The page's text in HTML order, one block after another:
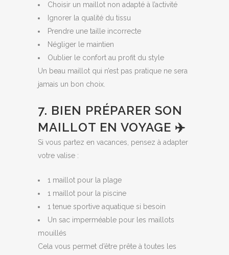
Choisir un maillot non adapté à l’activité
Ignorer la qualité du tissu
Prendre une taille incorrecte
Négliger le maintien
Oublier le confort au profit du style
Un beau maillot qui n’est pas pratique ne sera
jamais un bon choix.
7. BIEN PRÉPARER SON
MAILLOT EN VOYAGE ✈️
Si vous partez en vacances, pensez à adapter
votre valise :
1 maillot pour la plage
1 maillot pour la piscine
1 tenue sportive aquatique si besoin
Un sac imperméable pour les maillots
mouillés
Cela vous permet d’être prête à toutes les